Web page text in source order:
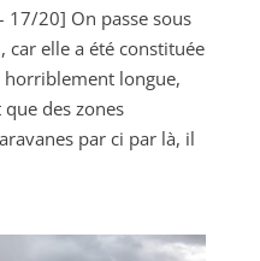
17/20] On passe sous
elle a été constituée
horriblement longue,
des zones
par ci par là, il